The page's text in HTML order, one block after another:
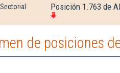
Posición 1.763 de
de posiciones